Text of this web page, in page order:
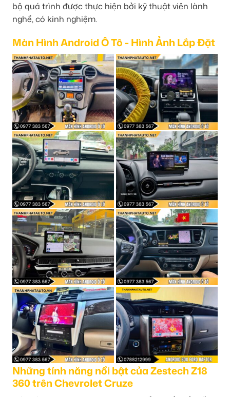
bộ quá trình được thực hiện bởi kỹ thuật viên lành
nghề, có kinh nghiệm.
Màn Hình Android Ô Tô - Hình Ảnh Lắp Đặt
Những tính năng nổi bật của Zestech Z18
360 trên Chevrolet Cruze